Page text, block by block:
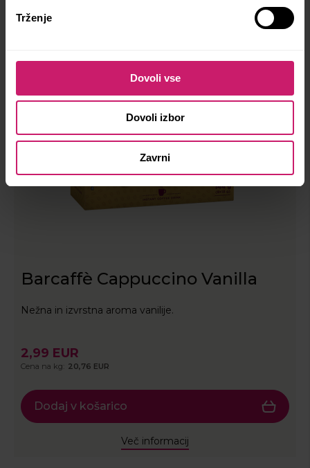
Trženje
Dovoli vse
Dovoli izbor
Zavrni
Barcaffè Cappuccino Vanilla
Nežna in izvrstna aroma vanilije.
2,99 EUR
Cena na kg: 20,76 EUR
Dodaj v košarico
Več informacij